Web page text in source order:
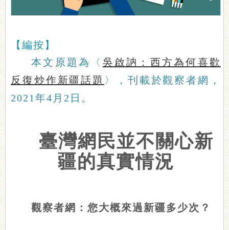
【編按】
本文原題為〈 吳啟訥：西方為何喜歡
反復炒作新疆話題 〉，刊載於觀察者網，
2021年4月2日。
臺灣網民並不關心新
疆的真實情況
觀察者網：您大概來過新疆多少次？